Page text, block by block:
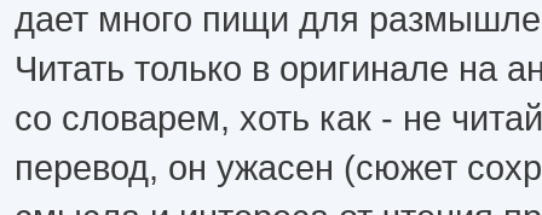
дает много пищи для
Читать только в оригинале на
со словарем, хоть как - не
перевод, он ужасен (сюжет